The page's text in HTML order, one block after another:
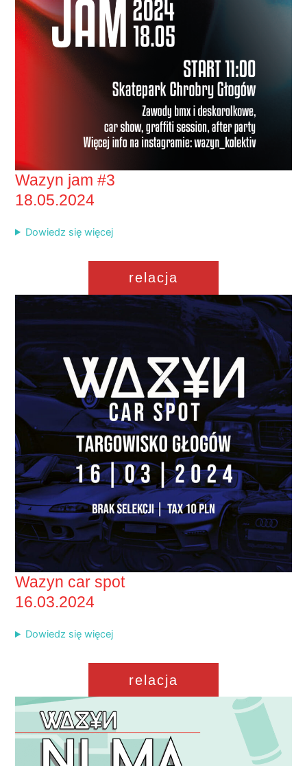
Wazyn jam #3
18.05.2024
Dowiedz się więcej
relacja
Wazyn car spot
16.03.2024
Dowiedz się więcej
relacja